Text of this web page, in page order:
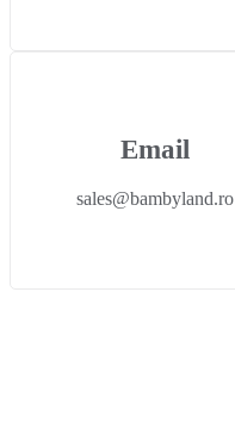
Email
sales@bambyland.ro​